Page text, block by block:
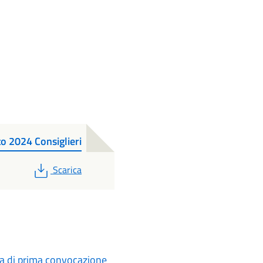
2024 Consiglieri
PDF
Scarica
di prima convocazione